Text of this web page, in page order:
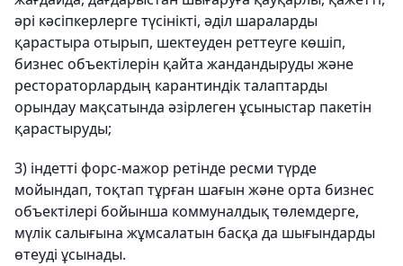
әрі кәсіпкерлерге түсінікті, әділ шараларды
қарастыра отырып, шектеуден реттеуге көшіп,
бизнес объектілерін қайта жандандыруды және
рестораторлардың карантиндік талаптарды
орындау мақсатында әзірлеген ұсыныстар пакетін
қарастыруды;
3) індетті форс-мажор ретінде ресми түрде
мойындап, тоқтап тұрған шағын және орта бизнес
объектілері бойынша коммуналдық төлемдерге,
мүлік салығына жұмсалатын басқа да шығындарды
өтеуді ұсынады.